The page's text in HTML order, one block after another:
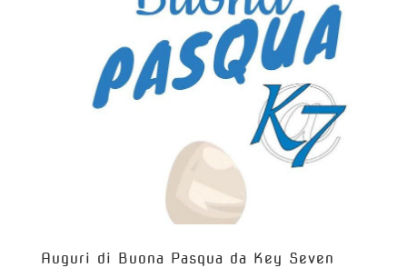
Auguri di Buona Pasqua da Key Seven